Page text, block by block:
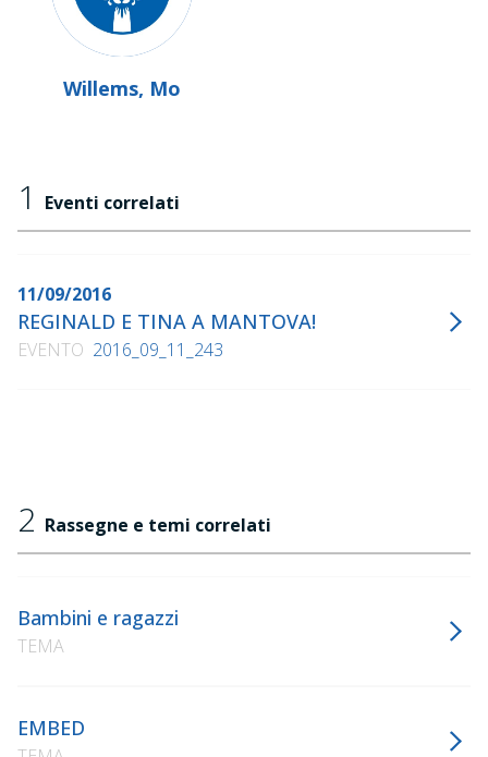
Willems, Mo
1 Eventi correlati
11/09/2016
REGINALD E TINA A MANTOVA!
EVENTO 2016_09_11_243
2 Rassegne e temi correlati
Bambini e ragazzi
TEMA
EMBED